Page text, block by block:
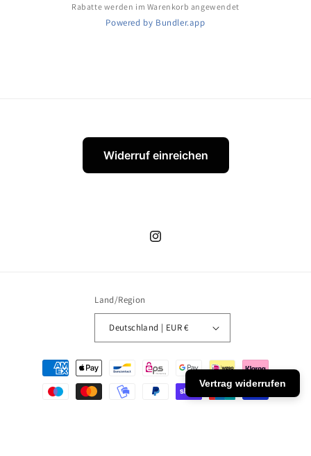
Rabatte werden im Warenkorb angewendet
Powered by Bundler.app
Widerruf einreichen
Instagram
Land/Region
Deutschland | EUR €
Zahlungsmethoden
Vertrag widerrufen